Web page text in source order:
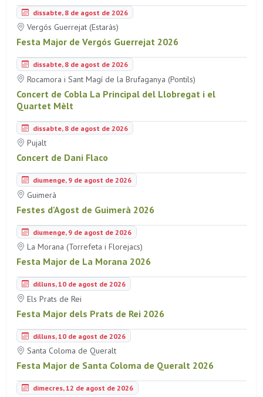
dissabte, 8 de agost de 2026
Vergós Guerrejat (Estaràs)
Festa Major de Vergós Guerrejat 2026
dissabte, 8 de agost de 2026
Rocamora i Sant Magí de la Brufaganya (Pontils)
Concert de Cobla La Principal del Llobregat i el
Quartet Mèlt
dissabte, 8 de agost de 2026
Pujalt
Concert de Dani Flaco
diumenge, 9 de agost de 2026
Guimerà
Festes d'Agost de Guimerà 2026
diumenge, 9 de agost de 2026
La Morana (Torrefeta i Florejacs)
Festa Major de La Morana 2026
dilluns, 10 de agost de 2026
Els Prats de Rei
Festa Major dels Prats de Rei 2026
dilluns, 10 de agost de 2026
Santa Coloma de Queralt
Festa Major de Santa Coloma de Queralt 2026
dimecres, 12 de agost de 2026